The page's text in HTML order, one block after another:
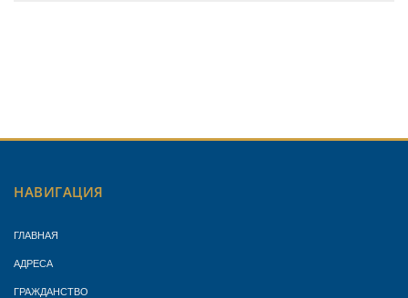
НАВИГАЦИЯ
ГЛАВНАЯ
АДРЕСА
ГРАЖДАНСТВО